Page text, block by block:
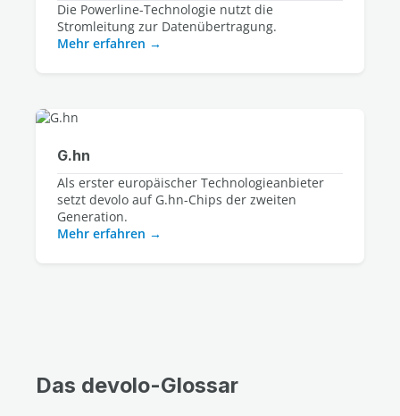
Die Powerline-Technologie nutzt die
Stromleitung zur Datenübertragung.
Mehr erfahren
G.hn
Als erster europäischer Technologieanbieter
setzt devolo auf G.hn-Chips der zweiten
Generation.
Mehr erfahren
Das devolo-Glossar